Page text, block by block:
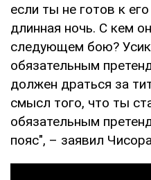
если ты не готов к
длинная ночь. С кем
следующем бою? Усик
обязательным
должен драться за
смысл того, что ты
обязательным
пояс", – заявил